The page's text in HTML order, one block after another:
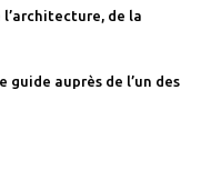
de la
auprès de l’un des